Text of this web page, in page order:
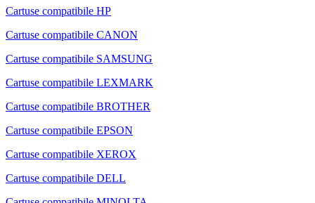
Cartuse compatibile HP
Cartuse compatibile CANON
Cartuse compatibile SAMSUNG
Cartuse compatibile LEXMARK
Cartuse compatibile BROTHER
Cartuse compatibile EPSON
Cartuse compatibile XEROX
Cartuse compatibile DELL